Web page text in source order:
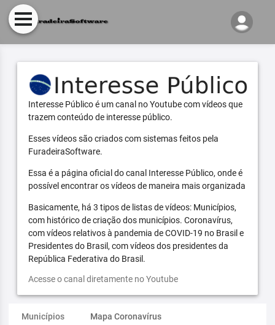
Interesse Público é um canal no Youtube com vídeos que
trazem conteúdo de interesse público.
Esses vídeos são criados com sistemas feitos pela
FuradeiraSoftware.
Essa é a página oficial do canal Interesse Público, onde é
possível encontrar os vídeos de maneira mais organizada
Basicamente, há 3 tipos de listas de vídeos: Municípios,
com histórico de criação dos municípios. Coronavírus,
com vídeos relativos à pandemia de COVID-19 no Brasil e
Presidentes do Brasil, com vídeos dos presidentes da
República Federativa do Brasil.
Acesse o canal diretamente no Youtube
Municípios Mapa Coronavírus